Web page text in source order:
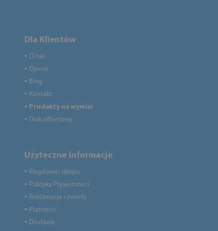
Dla Klientów
● O nas
● Opinie
● Blog
● Kontakt
● Produkty na wymiar
● Druk offsetowy
Użyteczne informacje
● Regulamin sklepu
● Polityka Prywatności
● Reklamacje i zwroty
● Płatności
● Dostawa